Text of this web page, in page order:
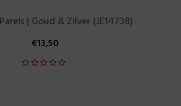
| Goud & Zilver (JE14738)
€13,50